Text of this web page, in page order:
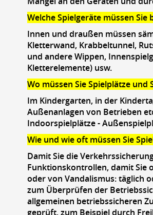
Welche Spielgeräte müssen
Innen und draußen müssen
Kletterwand, Krabbeltunnel,
und andere Wippen,
Kletterelemente) usw.
Wo müssen Sie Spielplätze und
Im Kindergarten, in der
Außenanlagen von Betrieben
Indoorspielplätze -
Wie und wie oft müssen Sie
Damit Sie die
Funktionskontrollen, damit Sie
oder von Vandalismus: täglich
zum Überprüfen der
allgemeinen betriebssicheren
geprüft, zum Beispiel durch